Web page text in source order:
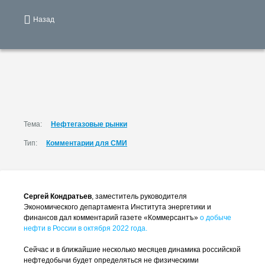
Назад
Тема: Нефтегазовые рынки
Тип: Комментарии для СМИ
Сергей Кондратьев, заместитель руководителя
Экономического департамента Института энергетики и
финансов дал комментарий газете «Коммерсантъ» о добыче
нефти в России в октября 2022 года.
Сейчас и в ближайшие несколько месяцев динамика российской
нефтедобычи будет определяться не физическими